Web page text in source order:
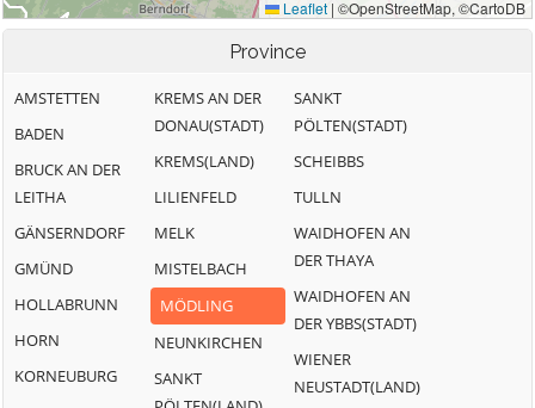
Province
AMSTETTEN
BADEN
BRUCK AN DER
LEITHA
GÄNSERNDORF
GMÜND
HOLLABRUNN
HORN
KORNEUBURG
KREMS AN DER
DONAU(STADT)
KREMS(LAND)
LILIENFELD
MELK
MISTELBACH
MÖDLING
NEUNKIRCHEN
SANKT
SANKT
PÖLTEN(STADT)
SCHEIBBS
TULLN
WAIDHOFEN AN
DER THAYA
WAIDHOFEN AN
DER YBBS(STADT)
WIENER
NEUSTADT(LAND)